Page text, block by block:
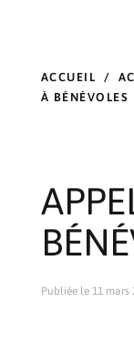
ACCUEIL /
À BÉNÉVOLES
Publiée le 11 mars